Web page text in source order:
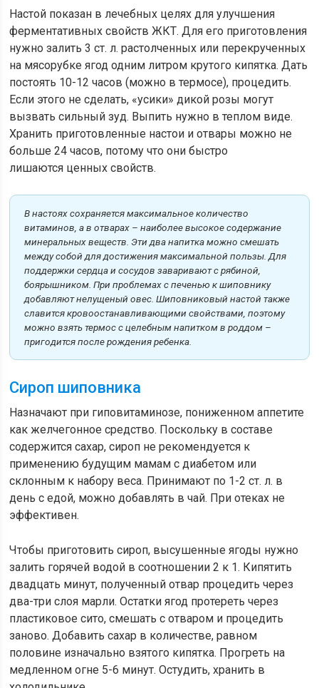
Настой показан в лечебных целях для улучшения
ферментативных свойств ЖКТ. Для его приготовления
нужно залить 3 ст. л. растолченных или перекрученных
на мясорубке ягод одним литром крутого кипятка. Дать
постоять 10-12 часов (можно в термосе), процедить.
Если этого не сделать, «усики» дикой розы могут
вызвать сильный зуд. Выпить нужно в теплом виде.
Хранить приготовленные настои и отвары можно не
больше 24 часов, потому что они быстро
лишаются ценных свойств.
В настоях сохраняется максимальное количество
витаминов, а в отварах – наиболее высокое содержание
минеральных веществ. Эти два напитка можно смешать
между собой для достижения максимальной пользы. Для
поддержки сердца и сосудов заваривают с рябиной,
боярышником. При проблемах с печенью к шиповнику
добавляют нелущеный овес. Шиповниковый настой также
славится кровоостанавливающими свойствами, поэтому
можно взять термос с целебным напитком в роддом –
пригодится после рождения ребенка.
Сироп шиповника
Назначают при гиповитаминозе, пониженном аппетите
как желчегонное средство. Поскольку в составе
содержится сахар, сироп не рекомендуется к
применению будущим мамам с диабетом или
склонным к набору веса. Принимают по 1-2 ст. л. в
день с едой, можно добавлять в чай. При отеках не
эффективен.
Чтобы приготовить сироп, высушенные ягоды нужно
залить горячей водой в соотношении 2 к 1. Кипятить
двадцать минут, полученный отвар процедить через
два-три слоя марли. Остатки ягод протереть через
пластиковое сито, смешать с отваром и процедить
заново. Добавить сахар в количестве, равном
половине изначально взятого кипятка. Прогреть на
медленном огне 5-6 минут. Остудить, хранить в